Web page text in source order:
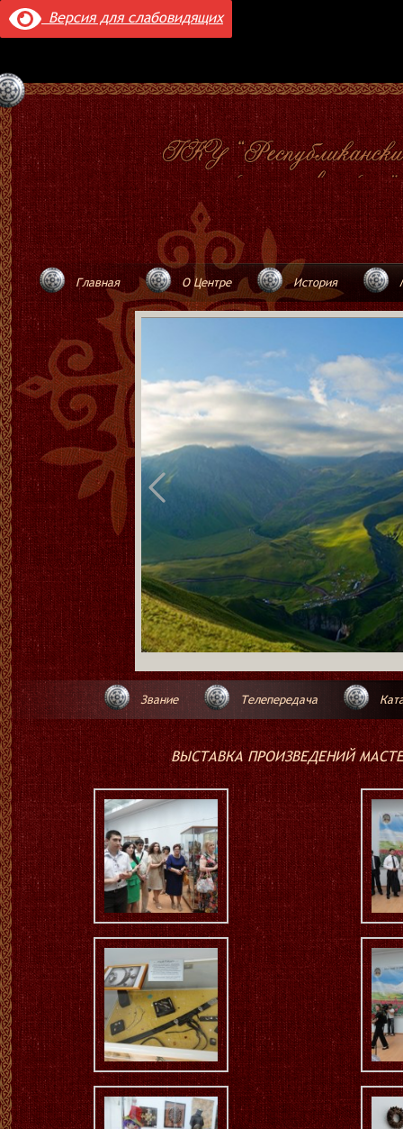
Версия для слабовидящих
Главная О Центре История
Звание Телепередача
ВЫСТАВКА ПРОИЗВЕДЕНИЙ